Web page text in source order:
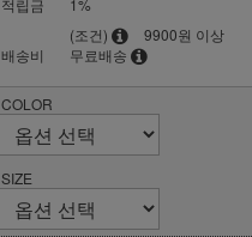
적립금
1%
배송비
(조건)
9900원 이상
무료배송
COLOR
SIZE